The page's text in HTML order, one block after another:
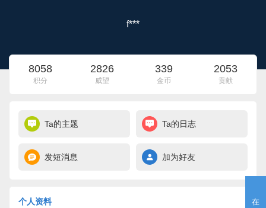
在
f***
8058
积分
2826
威望
339
金币
2053
贡献
Ta的主题 Ta的日志
发短消息 加为好友
个人资料